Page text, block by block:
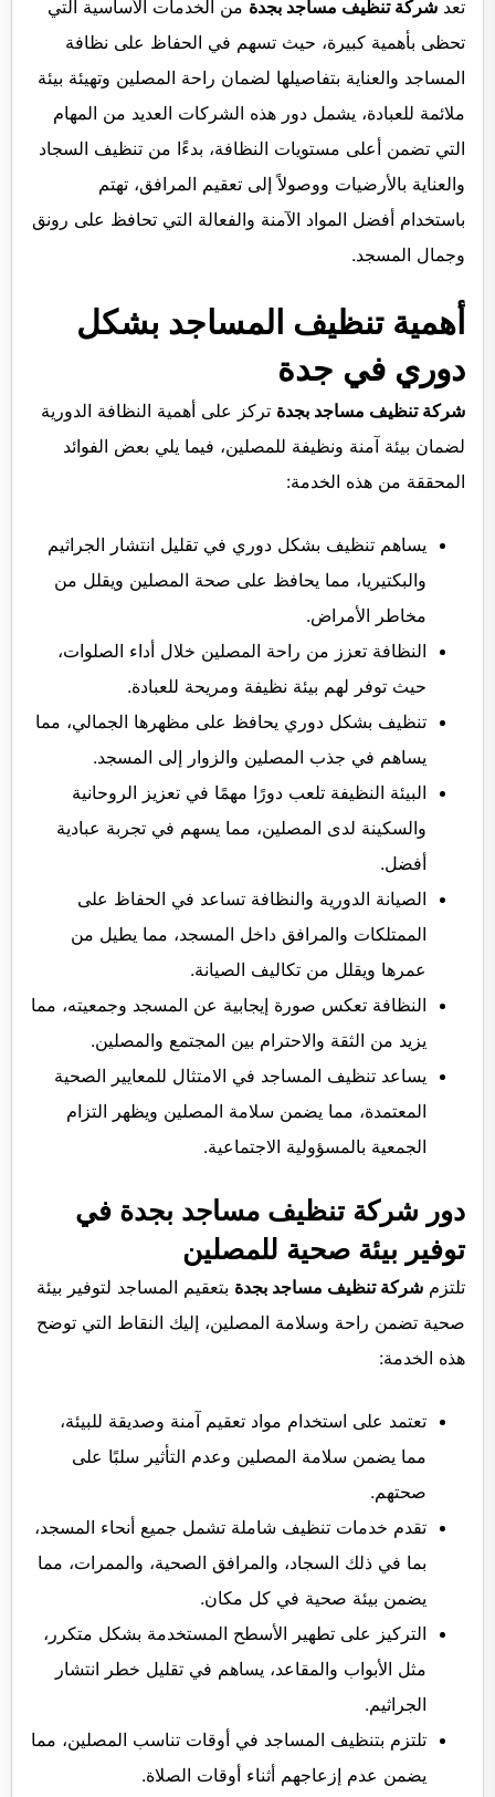
تعد شركة تنظيف مساجد بجدة من الخدمات الأساسية التي
تحظى بأهمية كبيرة، حيث تسهم في الحفاظ على نظافة
المساجد والعناية بتفاصيلها لضمان راحة المصلين وتهيئة بيئة
ملائمة للعبادة، يشمل دور هذه الشركات العديد من المهام
التي تضمن أعلى مستويات النظافة، بدءًا من تنظيف السجاد
والعناية بالأرضيات ووصولاً إلى تعقيم المرافق، تهتم
باستخدام أفضل المواد الآمنة والفعالة التي تحافظ على رونق
وجمال المسجد.
أهمية تنظيف المساجد بشكل
دوري في جدة
شركة تنظيف مساجد بجدة تركز على أهمية النظافة الدورية
لضمان بيئة آمنة ونظيفة للمصلين، فيما يلي بعض الفوائد
المحققة من هذه الخدمة:
يساهم تنظيف بشكل دوري في تقليل انتشار الجراثيم
والبكتيريا، مما يحافظ على صحة المصلين ويقلل من
مخاطر الأمراض.
النظافة تعزز من راحة المصلين خلال أداء الصلوات،
حيث توفر لهم بيئة نظيفة ومريحة للعبادة.
تنظيف بشكل دوري يحافظ على مظهرها الجمالي، مما
يساهم في جذب المصلين والزوار إلى المسجد.
البيئة النظيفة تلعب دورًا مهمًا في تعزيز الروحانية
والسكينة لدى المصلين، مما يسهم في تجربة عبادية
أفضل.
الصيانة الدورية والنظافة تساعد في الحفاظ على
الممتلكات والمرافق داخل المسجد، مما يطيل من
عمرها ويقلل من تكاليف الصيانة.
النظافة تعكس صورة إيجابية عن المسجد وجمعيته، مما
يزيد من الثقة والاحترام بين المجتمع والمصلين.
يساعد تنظيف المساجد في الامتثال للمعايير الصحية
المعتمدة، مما يضمن سلامة المصلين ويظهر التزام
الجمعية بالمسؤولية الاجتماعية.
دور شركة تنظيف مساجد بجدة في
توفير بيئة صحية للمصلين
تلتزم شركة تنظيف مساجد بجدة بتعقيم المساجد لتوفير بيئة
صحية تضمن راحة وسلامة المصلين، إليك النقاط التي توضح
هذه الخدمة:
تعتمد على استخدام مواد تعقيم آمنة وصديقة للبيئة،
مما يضمن سلامة المصلين وعدم التأثير سلبًا على
صحتهم.
تقدم خدمات تنظيف شاملة تشمل جميع أنحاء المسجد،
بما في ذلك السجاد، والمرافق الصحية، والممرات، مما
يضمن بيئة صحية في كل مكان.
التركيز على تطهير الأسطح المستخدمة بشكل متكرر،
مثل الأبواب والمقاعد، يساهم في تقليل خطر انتشار
الجراثيم.
تلتزم بتنظيف المساجد في أوقات تناسب المصلين، مما
يضمن عدم إزعاجهم أثناء أوقات الصلاة.